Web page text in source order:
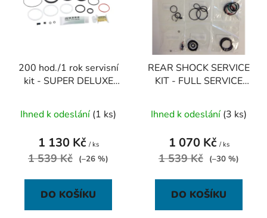
200 hod./1 rok servisní
kit - SUPER DELUXE
Ihned k odeslání (1 ks)
1 130 Kč / ks
1 539 Kč (–26 %)
DO KOŠÍKU
REAR SHOCK SERVICE
KIT - FULL SERVICE
AIR CAN SEALS) -
MONARCH PLUS B1
Ihned k odeslání (3 ks)
1 070 Kč / ks
1 539 Kč (–30 %)
DO KOŠÍKU